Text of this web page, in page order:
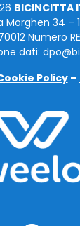
BICINCITTA
Morghen 34 –
Numero
dati:
Policy–